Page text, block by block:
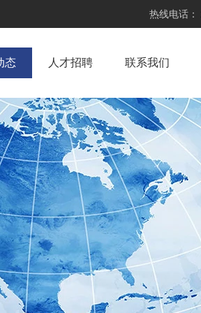
热线电话：
态 人才招聘 联系我们